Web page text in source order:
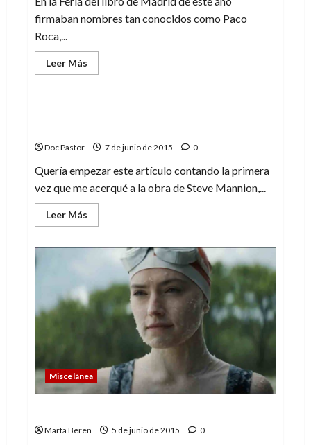
firmaban nombres tan conocidos como Paco
Roca,...
Leer Más
más
del
de
Madrid
Cómic
Doc Pastor 7 de junio de 2015 0
Quería empezar este artículo contando la primera
vez que me acerqué a la obra de Steve Mannion,...
Leer Más
más
Bomb:
nazis,
zombies
y
mucha
Miscelánea
Marta Beren 5 de junio de 2015 0